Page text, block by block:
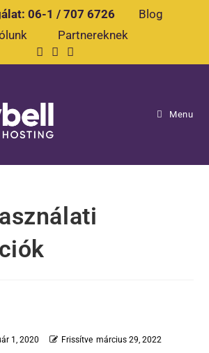
06-1 / 707 6726
Blog
Partnereknek
Menu
1, 2020 Frissítve március 29, 2022